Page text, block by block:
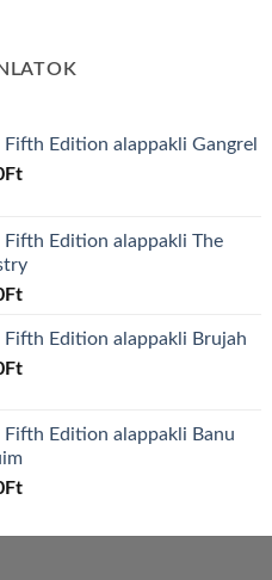
Fifth Edition alappakli Gangrel
Ft
Fifth Edition alappakli The
Ft
Fifth Edition alappakli Brujah
Ft
Fifth Edition alappakli Banu
Ft